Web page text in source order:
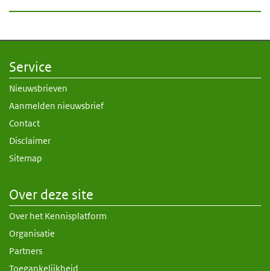
Service
Nieuwsbrieven
Aanmelden nieuwsbrief
Contact
Disclaimer
Sitemap
Over deze site
Over het Kennisplatform
Organisatie
Partners
Toegankelijkheid